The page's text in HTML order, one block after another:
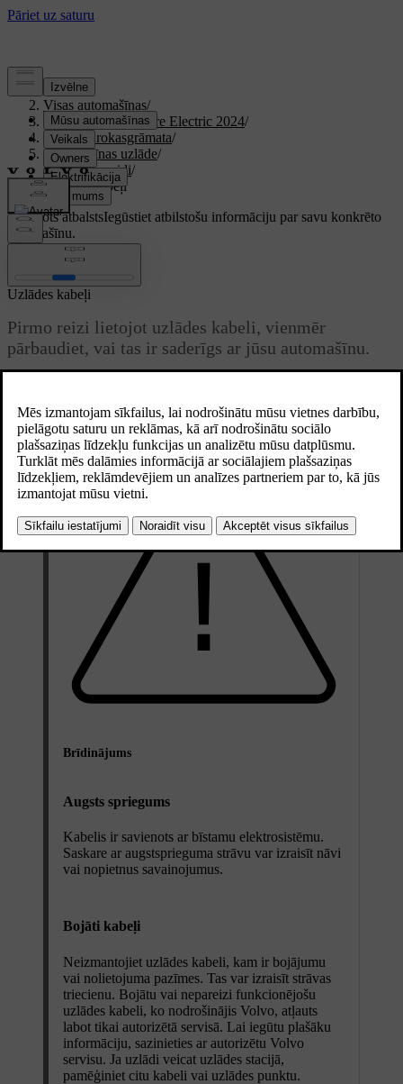
Atbalsts
Visas automašīnas/
XC40 Recharge Pure Electric 2024/
Lietotāja rokasgrāmata/
Automašīnas uzlāde/
Uzlādes veidi/
Uzlādes kabeļi
Pielāgots atbalstsIegūstiet atbilstošu informāciju par savu konkrēto
automašīnu.
Pierakstīties
Uzlādes kabeļi
Pirmo reizi lietojot uzlādes kabeli, vienmēr
pārbaudiet, vai tas ir saderīgs ar jūsu automašīnu.
Ieteikumi par uzlādes kabeli un tā lietošana
Brīdinājums
Augsts spriegums
Kabelis ir savienots ar bīstamu elektrosistēmu.
Saskare ar augstsprieguma strāvu var izraisīt nāvi
vai nopietnus savainojumus.
Bojāti kabeļi
Neizmantojiet uzlādes kabeli, kam ir bojājumu
vai nolietojuma pazīmes. Tas var izraisīt strāvas
triecienu. Bojātu vai nepareizi funkcionējošu
uzlādes kabeli, ko nodrošinājis Volvo, atļauts
labot tikai autorizētā servisā. Lai iegūtu plašāku
informāciju, sazinieties ar autorizētu Volvo
servisu. Ja uzlādi veicat uzlādes stacijā,
pamēģiniet citu kabeli vai uzlādes punktu.